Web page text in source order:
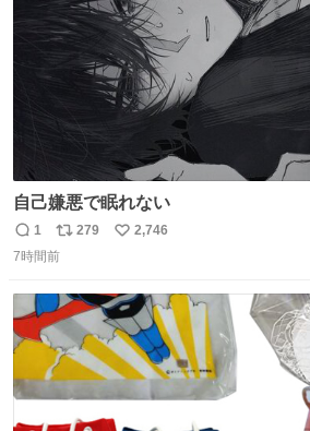
自己嫌悪で眠れない
返
信
1
リ
ポ
ト
数
279
い
数
2,746
7時間前